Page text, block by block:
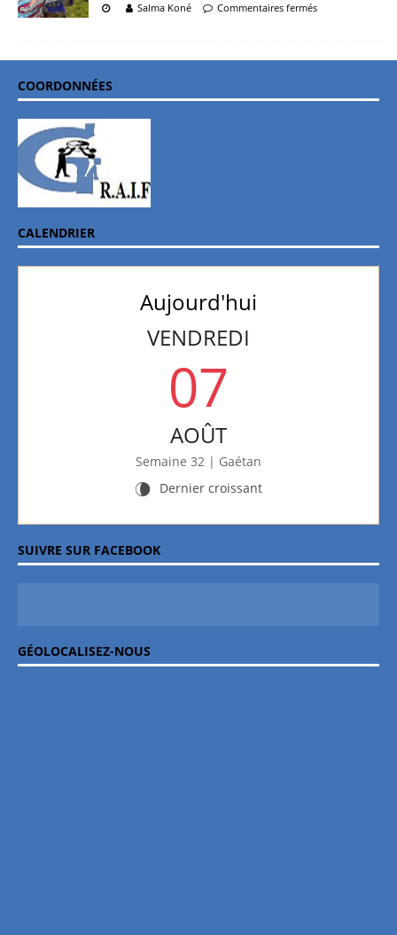
Salma Koné Commentaires fermés
COORDONNÉES
CALENDRIER
Aujourd'hui
VENDREDI
07
AOÛT
Semaine 32 | Gaétan
V Dernier croissant
SUIVRE SUR FACEBOOK
GÉOLOCALISEZ-NOUS